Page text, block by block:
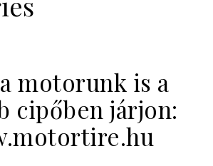
motorunk is a
cipőben járjon: